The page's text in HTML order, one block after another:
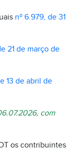
nº 6.979, de 31
21 de março de
13 de abril de
com
os contribuintes